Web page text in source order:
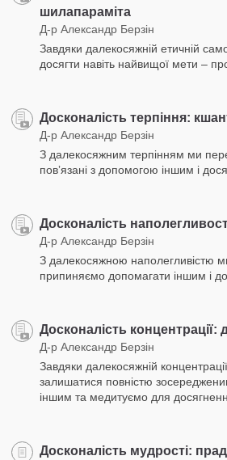
шилапараміта
Д-р Александр Берзін
Завдяки далекосяжній етичній
досягти навіть найвищої мети –
Досконалість терпіння:
Д-р Александр Берзін
З далекосяжним терпінням ми
повʼязані з допомогою іншим і
Досконалість
Д-р Александр Берзін
З далекосяжною наполегливістю
припиняємо допомагати іншим і
Досконалість концентрації:
Д-р Александр Берзін
Завдяки далекосяжній
залишатися повністю
іншим та медитуємо для
Досконалість мудрості: